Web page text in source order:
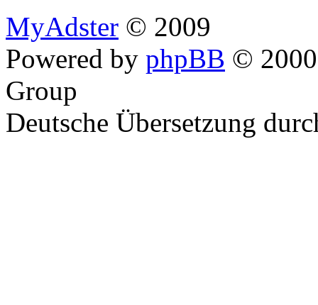
MyAdster © 2009
Powered by phpBB ©
Group
Deutsche Übersetzung